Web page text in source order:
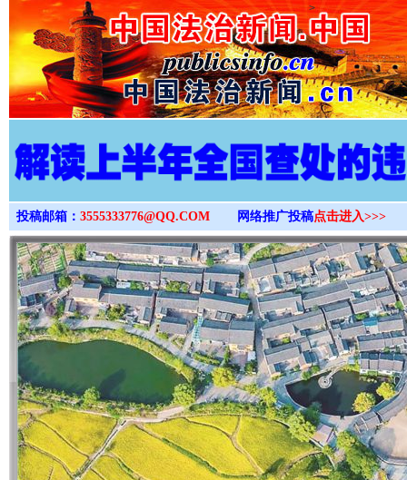
>
投稿邮箱： 3555333776@QQ.COM 网络推广投稿点击进入>>>